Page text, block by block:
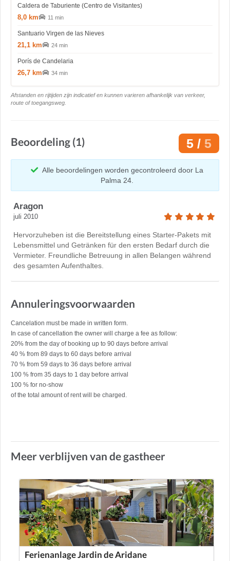
Caldera de Taburiente (Centro de Visitantes)
8,0 km 11 min
Santuario Virgen de las Nieves
21,1 km 24 min
Porís de Candelaria
26,7 km 34 min
Afstanden en rijtijden zijn indicatief en kunnen varieren afhankelijk van verkeer,
route of toegangsweg.
Beoordeling (1) 5 / 5
Alle beoordelingen worden gecontroleerd door La
Palma 24.
Aragon
juli 2010
Hervorzuheben ist die Bereitstellung eines Starter-Pakets mit
Lebensmittel und Getränken für den ersten Bedarf durch die
Vermieter. Freundliche Betreuung in allen Belangen während
des gesamten Aufenthaltes.
Annuleringsvoorwaarden
Cancelation must be made in written form.
In case of cancellation the owner will charge a fee as follow:
20% from the day of booking up to 90 days before arrival
40 % from 89 days to 60 days before arrival
70 % from 59 days to 36 days before arrival
100 % from 35 days to 1 day before arrival
100 % for no-show
of the total amount of rent will be charged.
Meer verblijven van de gastheer
Ferienanlage Jardin de Aridane